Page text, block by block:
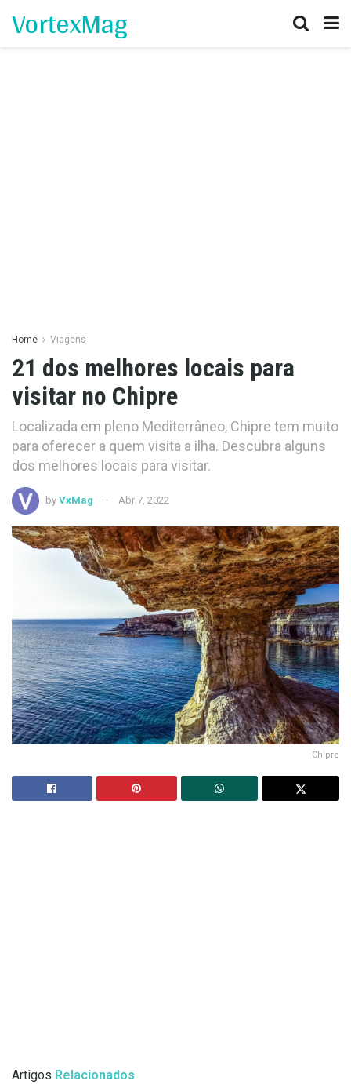
VortexMag
Home Viagens
21 dos melhores locais para
visitar no Chipre
Localizada em pleno Mediterrâneo, Chipre tem muito
para oferecer a quem visita a ilha. Descubra alguns
dos melhores locais para visitar.
by VxMag Abr 7, 2022
Chipre
Artigos Relacionados